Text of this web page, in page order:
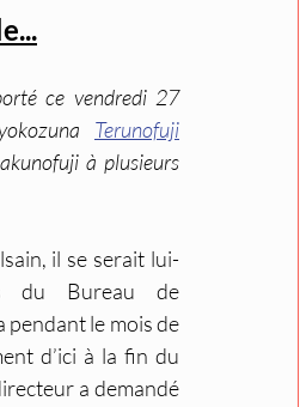
ce vendredi 27
Terunofuji
à plusieurs
il se serait lui-
du Bureau de
pendant le mois de
d’ici à la fin du
a demandé